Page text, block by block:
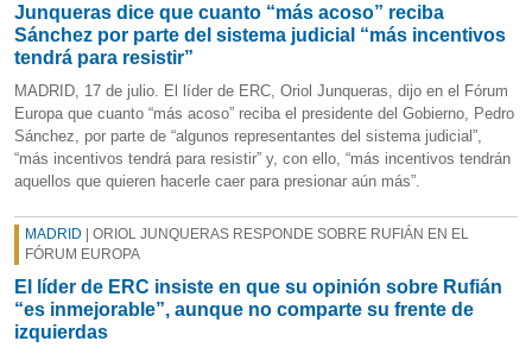
Junqueras dice que cuanto “más acoso” reciba
Sánchez por parte del sistema judicial “más incentivos
tendrá para resistir”
MADRID, 17 de julio. El líder de ERC, Oriol Junqueras, dijo en el Fórum
Europa que cuanto “más acoso” reciba el presidente del Gobierno, Pedro
Sánchez, por parte de “algunos representantes del sistema judicial”,
“más incentivos tendrá para resistir” y, con ello, “más incentivos tendrán
aquellos que quieren hacerle caer para presionar aún más”.
MADRID | ORIOL JUNQUERAS RESPONDE SOBRE RUFIÁN EN EL
FÓRUM EUROPA
El líder de ERC insiste en que su opinión sobre Rufián
“es inmejorable”, aunque no comparte su frente de
izquierdas